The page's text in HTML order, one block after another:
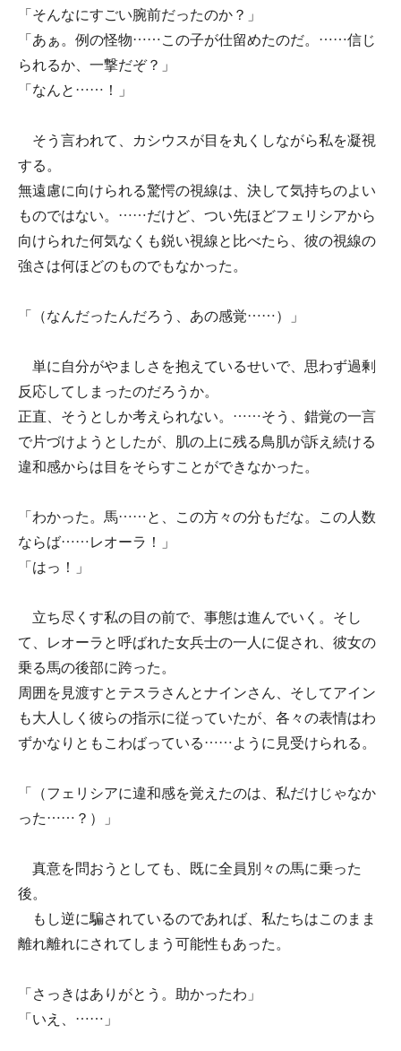
「そんなにすごい腕前だったのか？」
「あぁ。例の怪物……この子が仕留めたのだ。……信じ
られるか、一撃だぞ？」
「なんと……！」
そう言われて、カシウスが目を丸くしながら私を凝視
する。
無遠慮に向けられる驚愕の視線は、決して気持ちのよい
ものではない。……だけど、つい先ほどフェリシアから
向けられた何気なくも鋭い視線と比べたら、彼の視線の
強さは何ほどのものでもなかった。
「（なんだったんだろう、あの感覚……）」
単に自分がやましさを抱えているせいで、思わず過剰
反応してしまったのだろうか。
正直、そうとしか考えられない。……そう、錯覚の一言
で片づけようとしたが、肌の上に残る鳥肌が訴え続ける
違和感からは目をそらすことができなかった。
「わかった。馬……と、この方々の分もだな。この人数
ならば……レオーラ！」
「はっ！」
立ち尽くす私の目の前で、事態は進んでいく。そし
て、レオーラと呼ばれた女兵士の一人に促され、彼女の
乗る馬の後部に跨った。
周囲を見渡すとテスラさんとナインさん、そしてアイン
も大人しく彼らの指示に従っていたが、各々の表情はわ
ずかなりともこわばっている……ように見受けられる。
「（フェリシアに違和感を覚えたのは、私だけじゃなか
った……？）」
真意を問おうとしても、既に全員別々の馬に乗った
後。
もし逆に騙されているのであれば、私たちはこのまま
離れ離れにされてしまう可能性もあった。
「さっきはありがとう。助かったわ」
「いえ、……」